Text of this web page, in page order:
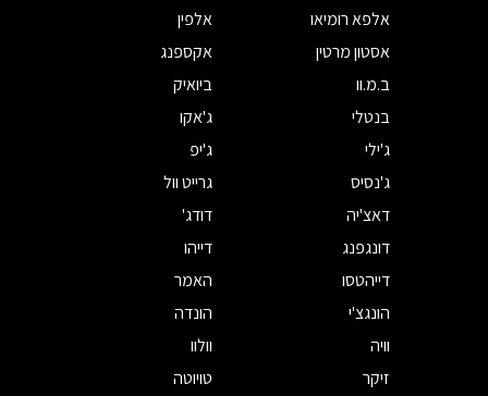
אלפא רומיאו
אלפין
אסטון מרטין
אקספנג
ב.מ.וו
ביואיק
בנטלי
ג'אקו
ג'ילי
ג'יפ
ג'נסיס
גרייט וול
דאצ'יה
דודג'
דונגפנג
דייהו
דייהטסו
האמר
הונגצ'י
הונדה
וויה
וולוו
זיקר
טויוטה